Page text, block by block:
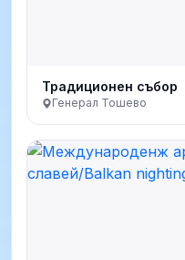
Традиционен събор
Генерал Тошево